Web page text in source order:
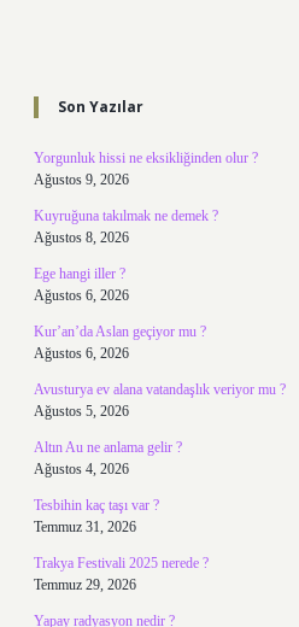
Son Yazılar
Yorgunluk hissi ne eksikliğinden olur ?
Ağustos 9, 2026
Kuyruğuna takılmak ne demek ?
Ağustos 8, 2026
Ege hangi iller ?
Ağustos 6, 2026
Kur’an’da Aslan geçiyor mu ?
Ağustos 6, 2026
Avusturya ev alana vatandaşlık veriyor mu ?
Ağustos 5, 2026
Altın Au ne anlama gelir ?
Ağustos 4, 2026
Tesbihin kaç taşı var ?
Temmuz 31, 2026
Trakya Festivali 2025 nerede ?
Temmuz 29, 2026
Yapay radyasyon nedir ?